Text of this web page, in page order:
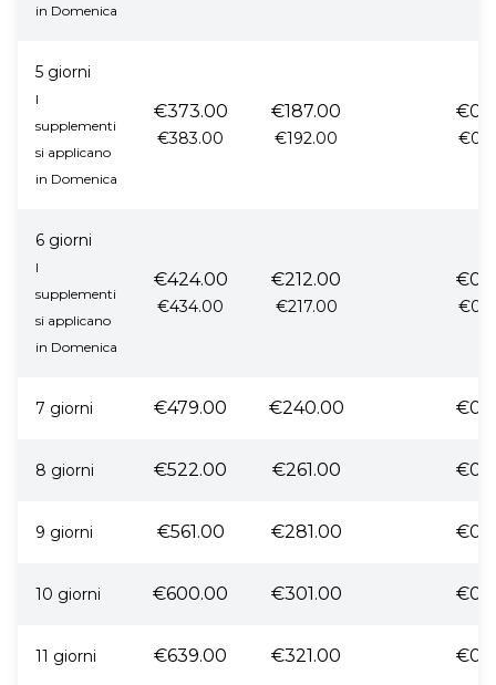
in Domenica
5 giorni
I
supplementi
si applicano
in Domenica
€373.00
€383.00
€187.00
€192.00
6 giorni
I
supplementi
si applicano
in Domenica
€424.00
€434.00
€212.00
€217.00
7 giorni €479.00 €240.00
8 giorni €522.00 €261.00
9 giorni €561.00 €281.00
10 giorni €600.00 €301.00
11 giorni €639.00 €321.00